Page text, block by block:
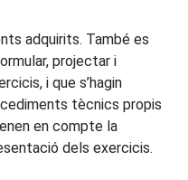
adquirits. També es
projectar i
i que s’hagin
tècnics propis
en compte la
dels exercicis.